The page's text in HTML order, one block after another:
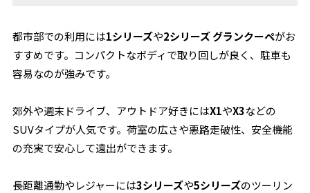
都市部での利用には1シリーズや2シリーズ グランクーペがお
すすめです。コンパクトなボディで取り回しが良く、駐車も
容易なのが強みです。
郊外や週末ドライブ、アウトドア好きにはX1やX3などの
SUVタイプが人気です。荷室の広さや悪路走破性、安全機能
の充実で安心して遠出ができます。
長距離通勤やレジャーには3シリーズや5シリーズのツーリン